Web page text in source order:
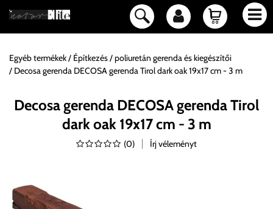
Egyéb termékek Építkezés
poliuretán gerenda és kiegészítői
Decosa gerenda DECOSA gerenda Tirol dark oak 19x17 cm - 3 m
Decosa gerenda DECOSA gerenda Tirol
dark oak 19x17 cm - 3 m
(0) Írj véleményt